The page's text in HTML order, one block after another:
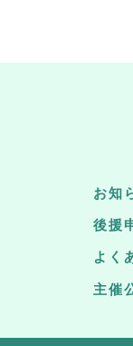
お知
後援
よく
主催